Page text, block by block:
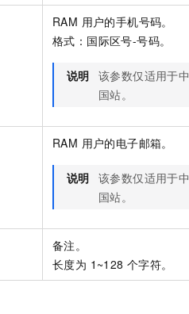
RAM 用户的手机号码。
格式：国际区号-号码。
说明 该参数仅适用于中
国站。
RAM 用户的电子邮箱。
说明 该参数仅适用于中
国站。
备注。
长度为 1~128 个字符。